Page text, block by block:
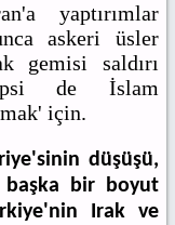
yaptırımlar
askeri üsler
gemisi saldırı
de İslam
için.
düşüşü,
başka bir boyut
Irak ve